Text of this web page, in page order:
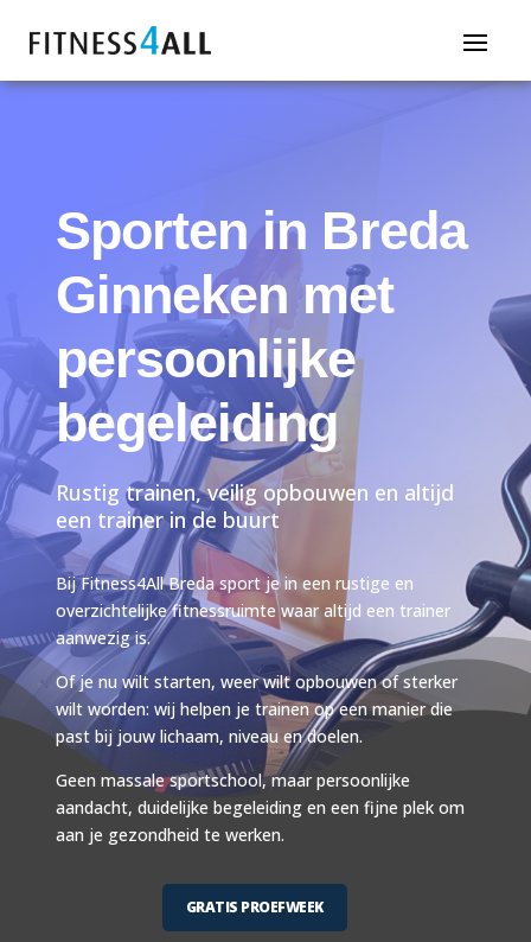
Sporten in Breda
Ginneken met
persoonlijke
begeleiding
Rustig trainen, veilig opbouwen en altijd
een trainer in de buurt
Bij Fitness4All Breda sport je in een rustige en
overzichtelijke fitnessruimte waar altijd een trainer
aanwezig is.
Of je nu wilt starten, weer wilt opbouwen of sterker
wilt worden: wij helpen je trainen op een manier die
past bij jouw lichaam, niveau en doelen.
Geen massale sportschool, maar persoonlijke
aandacht, duidelijke begeleiding en een fijne plek om
aan je gezondheid te werken.
GRATIS PROEFWEEK